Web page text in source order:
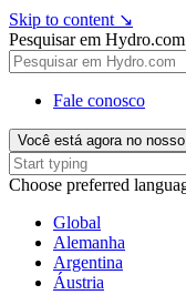
Skip to content ↘
Pesquisar em Hydro.com
Fale conosco
Você está agora no
Choose preferred
Global
Alemanha
Argentina
Áustria